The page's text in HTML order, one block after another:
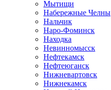
Мытищи
Набережные Челны
Нальчик
Наро-Фоминск
Находка
Невинномысск
Нефтекамск
Нефтеюганск
Нижневартовск
Нижнекамск